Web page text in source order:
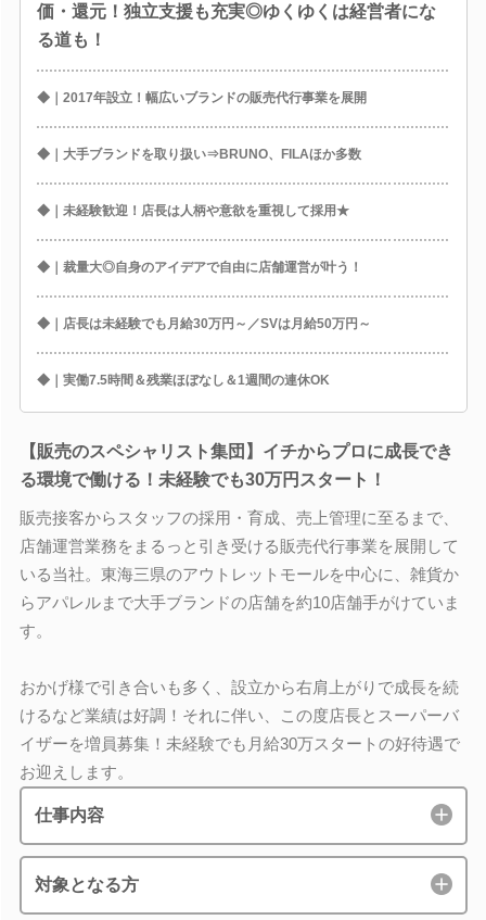
価・還元！独立支援も充実◎ゆくゆくは経営者にな
る道も！
◆｜2017年設立！幅広いブランドの販売代行事業を展開
◆｜大手ブランドを取り扱い⇒BRUNO、FILAほか多数
◆｜未経験歓迎！店長は人柄や意欲を重視して採用★
◆｜裁量大◎自身のアイデアで自由に店舗運営が叶う！
◆｜店長は未経験でも月給30万円～／SVは月給50万円～
◆｜実働7.5時間＆残業ほぼなし＆1週間の連休OK
【販売のスペシャリスト集団】イチからプロに成長でき
る環境で働ける！未経験でも30万円スタート！
販売接客からスタッフの採用・育成、売上管理に至るまで、
店舗運営業務をまるっと引き受ける販売代行事業を展開して
いる当社。東海三県のアウトレットモールを中心に、雑貨か
らアパレルまで大手ブランドの店舗を約10店舗手がけていま
す。
おかげ様で引き合いも多く、設立から右肩上がりで成長を続
けるなど業績は好調！それに伴い、この度店長とスーパーバ
イザーを増員募集！未経験でも月給30万スタートの好待遇で
お迎えします。
仕事内容
対象となる方